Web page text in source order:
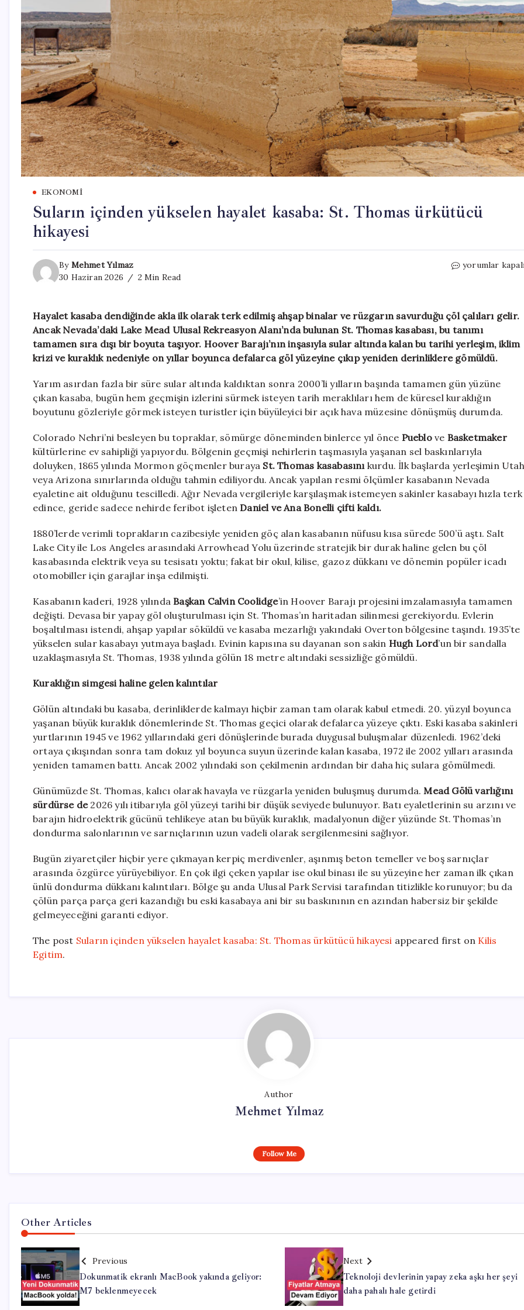
EKONOMI
Suların içinden yükselen hayalet kasaba: St. Thomas ürkütücü
hikayesi
By Mehmet Yılmaz
30 Haziran 2026
2 Min Read
Suların
kasaba:
St.
Thomas
ürkütücü
hikayesi
yorumlar
Hayalet kasaba dendiğinde akla ilk olarak terk edilmiş ahşap binalar ve rüzgarın savurduğu çöl çalıları gelir.
Ancak Nevada’daki Lake Mead Ulusal Rekreasyon Alanı’nda bulunan St. Thomas kasabası, bu tanımı
tamamen sıra dışı bir boyuta taşıyor. Hoover Barajı’nın inşasıyla sular altında kalan bu tarihi yerleşim, iklim
krizi ve kuraklık nedeniyle on yıllar boyunca defalarca göl yüzeyine çıkıp yeniden derinliklere gömüldü.
Yarım asırdan fazla bir süre sular altında kaldıktan sonra 2000’li yılların başında tamamen gün yüzüne
çıkan kasaba, bugün hem geçmişin izlerini sürmek isteyen tarih meraklıları hem de küresel kuraklığın
boyutunu gözleriyle görmek isteyen turistler için büyüleyici bir açık hava müzesine dönüşmüş durumda.
Colorado Nehri’ni besleyen bu topraklar, sömürge döneminden binlerce yıl önce Pueblove Basketmaker
kültürlerine ev sahipliği yapıyordu. Bölgenin geçmişi nehirlerin taşmasıyla yaşanan sel baskınlarıyla
doluyken, 1865 yılında Mormon göçmenler buraya St. Thomas kasabasınıkurdu. İlk başlarda yerleşimin Utah
veya Arizona sınırlarında olduğu tahmin ediliyordu. Ancak yapılan resmi ölçümler kasabanın Nevada
eyaletine ait olduğunu tescilledi. Ağır Nevada vergileriyle karşılaşmak istemeyen sakinler kasabayı hızla terk
edince, geride sadece nehirde feribot işletenDaniel ve Ana Bonelli çifti kaldı.
1880’lerde verimli toprakların cazibesiyle yeniden göç alan kasabanın nüfusu kısa sürede 500’ü aştı. Salt
Lake City ile Los Angeles arasındaki Arrowhead Yolu üzerinde stratejik bir durak haline gelen bu çöl
kasabasında elektrik veya su tesisatı yoktu; fakat bir okul, kilise, gazoz dükkanı ve dönemin popüler icadı
otomobiller için garajlar inşa edilmişti.
Kasabanın kaderi, 1928 yılında Başkan Calvin Coolidge’in Hoover Barajı projesini imzalamasıyla tamamen
değişti. Devasa bir yapay göl oluşturulması için St. Thomas’ın haritadan silinmesi gerekiyordu. Evlerin
boşaltılması istendi, ahşap yapılar söküldü ve kasaba mezarlığı yakındaki Overton bölgesine taşındı. 1935’te
yükselen sular kasabayı yutmaya başladı. Evinin kapısına su dayanan son sakin Hugh Lord’un bir sandalla
uzaklaşmasıyla St. Thomas, 1938 yılında gölün 18 metre altındaki sessizliğe gömüldü.
Kuraklığın simgesi haline gelen kalıntılar
Gölün altındaki bu kasaba, derinliklerde kalmayı hiçbir zaman tam olarak kabul etmedi. 20. yüzyıl boyunca
yaşanan büyük kuraklık dönemlerinde St. Thomas geçici olarak defalarca yüzeye çıktı. Eski kasaba sakinleri
yurtlarının 1945 ve 1962 yıllarındaki geri dönüşlerinde burada duygusal buluşmalar düzenledi. 1962’deki
ortaya çıkışından sonra tam dokuz yıl boyunca suyun üzerinde kalan kasaba, 1972 ile 2002 yılları arasında
yeniden tamamen battı. Ancak 2002 yılındaki son çekilmenin ardından bir daha hiç sulara gömülmedi.
Günümüzde St. Thomas, kalıcı olarak havayla ve rüzgarla yeniden buluşmuş durumda.Mead Gölü varlığını
sürdürse de2026 yılı itibarıyla göl yüzeyi tarihi bir düşük seviyede bulunuyor. Batı eyaletlerinin su arzını ve
barajın hidroelektrik gücünü tehlikeye atan bu büyük kuraklık, madalyonun diğer yüzünde St. Thomas’ın
dondurma salonlarının ve sarnıçlarının uzun vadeli olarak sergilenmesini sağlıyor.
Bugün ziyaretçiler hiçbir yere çıkmayan kerpiç merdivenler, aşınmış beton temeller ve boş sarnıçlar
arasında özgürce yürüyebiliyor. En çok ilgi çeken yapılar ise okul binası ile su yüzeyine her zaman ilk çıkan
ünlü dondurma dükkanı kalıntıları. Bölge şu anda Ulusal Park Servisi tarafından titizlikle korunuyor; bu da
çölün parça parça geri kazandığı bu eski kasabaya ani bir su baskınının en azından habersiz bir şekilde
gelmeyeceğini garanti ediyor.
The post Suların içinden yükselen hayalet kasaba: St. Thomas ürkütücü hikayesi appeared first on Kilis
Egitim.
Author
Mehmet Yılmaz
Follow Me
Other Articles
Previous
Dokunmatik ekranlı MacBook yakında geliyor:
M7 beklenmeyecek
Next
Teknoloji devlerinin yapay zeka aşkı her şeyi
daha pahalı hale getirdi